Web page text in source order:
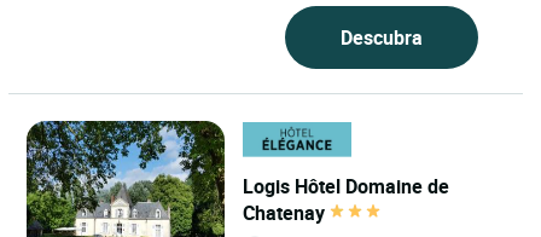
Descubra
Logis Hôtel Domaine de
Chatenay